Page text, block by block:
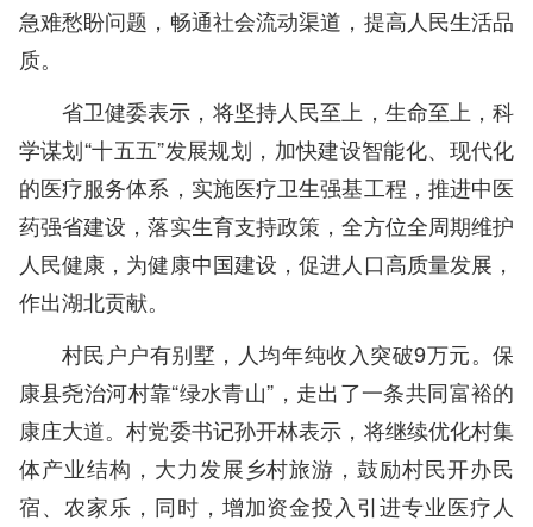
急难愁盼问题，畅通社会流动渠道，提高人民生活品
质。
省卫健委表示，将坚持人民至上，生命至上，科
学谋划“十五五”发展规划，加快建设智能化、现代化
的医疗服务体系，实施医疗卫生强基工程，推进中医
药强省建设，落实生育支持政策，全方位全周期维护
人民健康，为健康中国建设，促进人口高质量发展，
作出湖北贡献。
村民户户有别墅，人均年纯收入突破9万元。保
康县尧治河村靠“绿水青山”，走出了一条共同富裕的
康庄大道。村党委书记孙开林表示，将继续优化村集
体产业结构，大力发展乡村旅游，鼓励村民开办民
宿、农家乐，同时，增加资金投入引进专业医疗人